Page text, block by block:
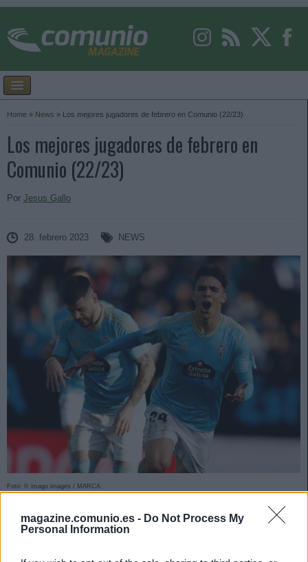
magazine.comunio.es - Do Not Process My
Personal Information
Home » News » Los mejores jugadores de febrero en Comunio (22/23)
Los mejores jugadores de febrero en
Comunio (22/23)
Por Jesus Gallo
28. febrero 2023 NEWS
Foto: © imago images / MARCA
jugadores de Comunio en el mes de febrero.